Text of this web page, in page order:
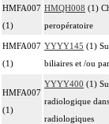
HMFA007
(1)
HMQH008 (1)
peropératoire
HMFA007
(1)
YYYY145 (1)
biliaires et /ou
HMFA007
(1)
YYYY400 (1)
radiologique
radiologiques